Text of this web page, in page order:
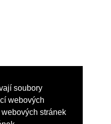
soubory
webových
stránek